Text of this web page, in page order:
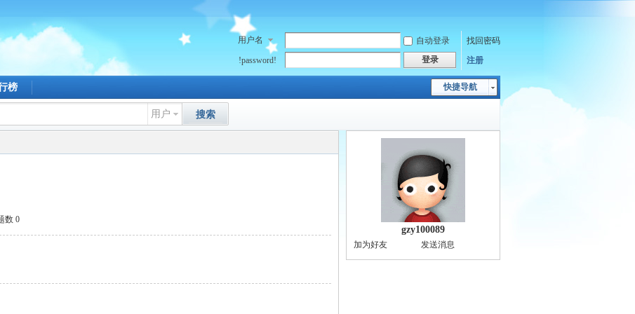
用户名 自动登录
找回密码
!password!
登录 注册
快捷导航
榜
用户 搜索
数 0
gzy100089
加为好友 发送消息